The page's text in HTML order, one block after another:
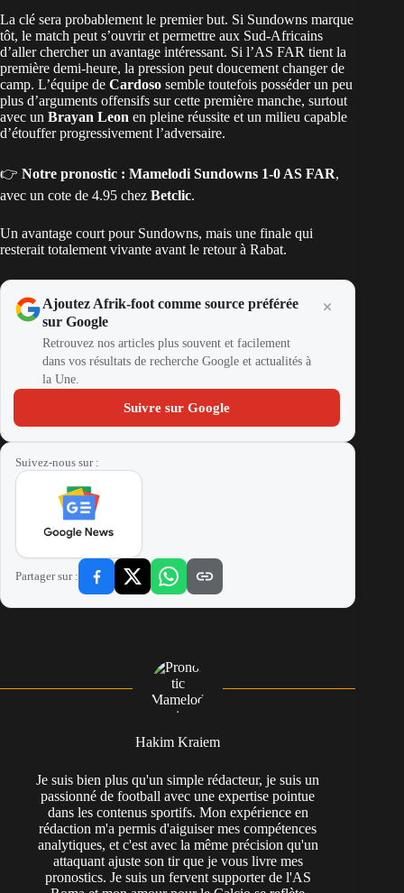
La clé sera probablement le premier but. Si Sundowns marque
tôt, le match peut s’ouvrir et permettre aux Sud-Africains
d’aller chercher un avantage intéressant. Si l’AS FAR tient la
première demi-heure, la pression peut doucement changer de
camp. L’équipe de Cardoso semble toutefois posséder un peu
plus d’arguments offensifs sur cette première manche, surtout
avec un Brayan Leon en pleine réussite et un milieu capable
d’étouffer progressivement l’adversaire.
👉 Notre pronostic : Mamelodi Sundowns 1-0 AS FAR,
avec un cote de 4.95 chez Betclic.
Un avantage court pour Sundowns, mais une finale qui
resterait totalement vivante avant le retour à Rabat.
Ajoutez Afrik-foot comme source préférée
sur Google
Retrouvez nos articles plus souvent et facilement
dans vos résultats de recherche Google et actualités à
la Une.
Suivre sur Google
Suivez-nous sur :
Partager sur :
Hakim Kraiem
Je suis bien plus qu'un simple rédacteur, je suis un
passionné de football avec une expertise pointue
dans les contenus sportifs. Mon expérience en
rédaction m'a permis d'aiguiser mes compétences
analytiques, et c'est avec la même précision qu'un
attaquant ajuste son tir que je vous livre mes
pronostics. Je suis un fervent supporter de l'AS